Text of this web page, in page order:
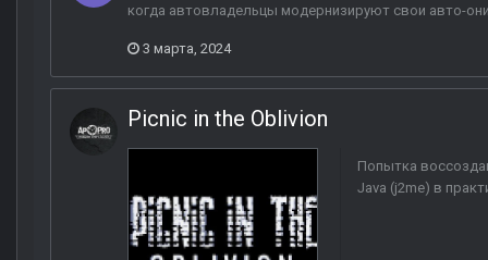
когда автовладельцы модернизируют свои авто-
3 марта, 2024
Picnic in the Oblivion
Попытка
Java (j2me) в